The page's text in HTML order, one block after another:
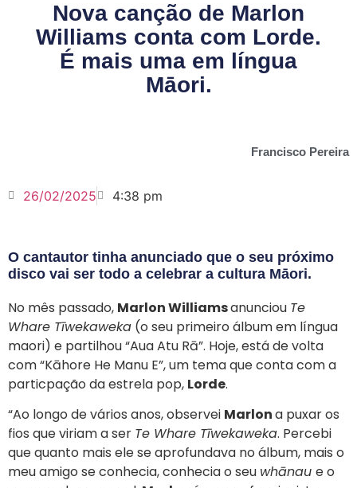
Nova canção de Marlon
Williams conta com Lorde.
É mais uma em língua
Māori.
Francisco Pereira
26/02/2025 4:38 pm
O cantautor tinha anunciado que o seu próximo
disco vai ser todo a celebrar a cultura Māori.
No mês passado, Marlon Williamsanunciou Te
Whare Tīwekaweka (o seu primeiro álbum em língua
maori) e partilhou “Aua Atu Rā”. Hoje, está de volta
com “Kāhore He Manu E”, um tema que conta com a
particpação da estrela pop, Lorde.
“Ao longo de vários anos, observei Marlona puxar os
fios que viriam a ser Te Whare Tīwekaweka. Percebi
que quanto mais ele se aprofundava no álbum, mais o
meu amigo se conhecia, conhecia o seu whānau e o